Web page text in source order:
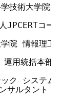
術大学院大学
コーディネ
院 情報理工学
運用統括本
システムソリ
ルタント